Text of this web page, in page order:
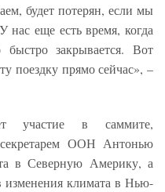
будет потерян, если мы
нас еще есть время, когда
закрывается. Вот
поездку прямо сейчас», –
участие в саммите,
секретарем ООН Антонью
в Северную Америку, а
изменения климата в Нью-